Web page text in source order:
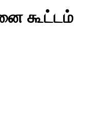
கூட்டம்